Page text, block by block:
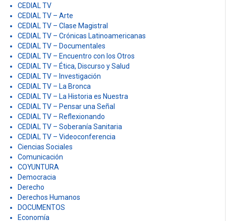
CEDIAL TV
CEDIAL TV – Arte
CEDIAL TV – Clase Magistral
CEDIAL TV – Crónicas Latinoamericanas
CEDIAL TV – Documentales
CEDIAL TV – Encuentro con los Otros
CEDIAL TV – Ética, Discurso y Salud
CEDIAL TV – Investigación
CEDIAL TV – La Bronca
CEDIAL TV – La Historia es Nuestra
CEDIAL TV – Pensar una Señal
CEDIAL TV – Reflexionando
CEDIAL TV – Soberanía Sanitaria
CEDIAL TV – Videoconferencia
Ciencias Sociales
Comunicación
COYUNTURA
Democracia
Derecho
Derechos Humanos
DOCUMENTOS
Economía